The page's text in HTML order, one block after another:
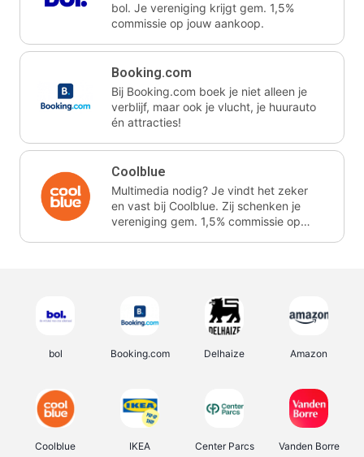
bol. Je vereniging krijgt gem. 1,5%
commissie op jouw aankoop.
Booking.com
Bij Booking.com boek je niet alleen je
verblijf, maar ook je vlucht, je huurauto
én attracties!
Coolblue
Multimedia nodig? Je vindt het zeker
en vast bij Coolblue. Zij schenken je
vereniging gem. 1,5% commissie op
bol Booking.com Delhaize Amazon
Coolblue IKEA Center Parcs Vanden Borre